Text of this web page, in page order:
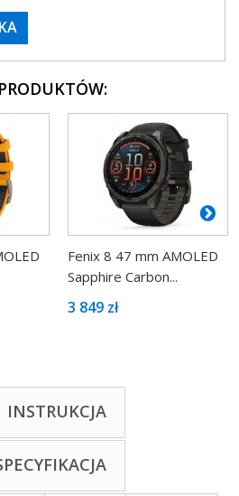
Fenix 8 47 mm AMOLED
Sapphire Carbon...
3 849 zł
INSTRUKCJA